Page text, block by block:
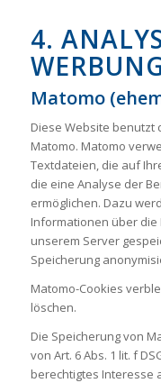
4.
Matomo
Diese Website benutzt
Matomo. Matomo
Textdateien, die auf
die eine Analyse der
ermöglichen. Dazu
Informationen über
unserem Server
Speicherung
Matomo-Cookies
löschen.
Die Speicherung von
von Art. 6 Abs. 1 lit. f
berechtigtes Interesse